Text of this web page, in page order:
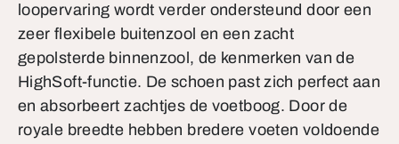
loopervaring wordt verder ondersteund door een
zeer flexibele buitenzool en een zacht
gepolsterde binnenzool, de kenmerken van de
HighSoft-functie. De schoen past zich perfect aan
en absorbeert zachtjes de voetboog. Door de
royale breedte hebben bredere voeten voldoende